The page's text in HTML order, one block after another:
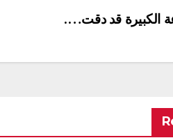
الكبيرة قد دقت….